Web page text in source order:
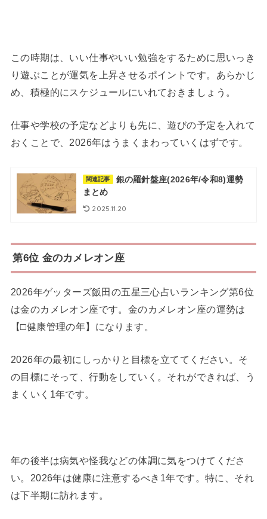
この時期は、いい仕事やいい勉強をするために思いっき
り遊ぶことが運気を上昇させるポイントです。あらかじ
め、積極的にスケジュールにいれておきましょう。
仕事や学校の予定などよりも先に、遊びの予定を入れて
おくことで、2026年はうまくまわっていくはずです。
関連記事
銀の羅針盤座(2026年/令和8)運勢
まとめ
2025.11.20
第6位 金のカメレオン座
2026年ゲッターズ飯田の五星三心占いランキング第6位
は金のカメレオン座です。金のカメレオン座の運勢は
【□健康管理の年】になります。
2026年の最初にしっかりと目標を立ててください。そ
の目標にそって、行動をしていく。それができれば、う
まくいく1年です。
年の後半は病気や怪我などの体調に気をつけてくださ
い。2026年は健康に注意するべき1年です。特に、それ
は下半期に訪れます。